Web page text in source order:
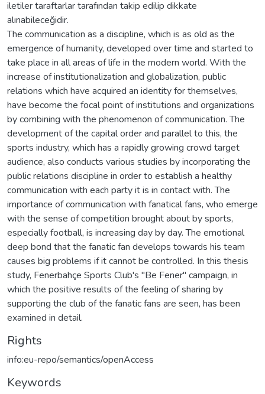
iletiler taraftarlar tarafından takip edilip dikkate
alınabileceğidir.
The communication as a discipline, which is as old as the
emergence of humanity, developed over time and started to
take place in all areas of life in the modern world. With the
increase of institutionalization and globalization, public
relations which have acquired an identity for themselves,
have become the focal point of institutions and organizations
by combining with the phenomenon of communication. The
development of the capital order and parallel to this, the
sports industry, which has a rapidly growing crowd target
audience, also conducts various studies by incorporating the
public relations discipline in order to establish a healthy
communication with each party it is in contact with. The
importance of communication with fanatical fans, who emerge
with the sense of competition brought about by sports,
especially football, is increasing day by day. The emotional
deep bond that the fanatic fan develops towards his team
causes big problems if it cannot be controlled. In this thesis
study, Fenerbahçe Sports Club's "Be Fener" campaign, in
which the positive results of the feeling of sharing by
supporting the club of the fanatic fans are seen, has been
examined in detail.
Rights
info:eu-repo/semantics/openAccess
Keywords